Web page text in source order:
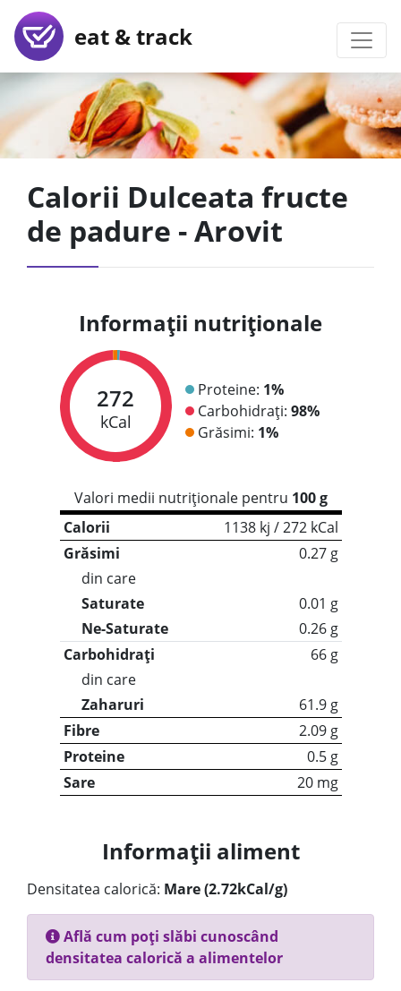
eat & track
Calorii Dulceata fructe
de padure - Arovit
Informații nutriționale
272
kCal
Proteine: 1%
Carbohidrați: 98%
Grăsimi: 1%
Valori medii nutriționale pentru 100 g
Calorii
1138 kj / 272 kCal
Grăsimi
0.27 g
din care
Saturate
0.01 g
Ne-Saturate
0.26 g
Carbohidrați
66 g
din care
Zaharuri
61.9 g
Fibre
2.09 g
Proteine
0.5 g
Sare
20 mg
Informații aliment
Densitatea calorică: Mare (2.72kCal/g)
Află cum poți slăbi cunoscând
densitatea calorică a alimentelor